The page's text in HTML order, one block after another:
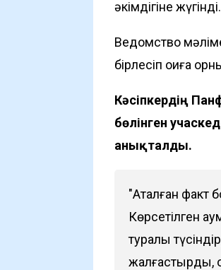
әкімдігіне жүгінді.
Ведомство
бірлесіп оқиға
Кәсіпкердің
бөлінген
анықталды.
"Аталған факт
Көрсетілген
туралы
жалғастырды,